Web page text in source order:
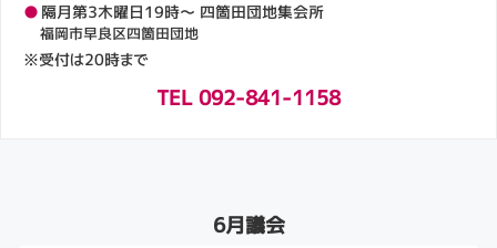
● 隔月第3木曜日19時～ 四箇田団地集会所
福岡市早良区四箇田団地
※受付は20時まで
TEL 092-841-1158
6月議会